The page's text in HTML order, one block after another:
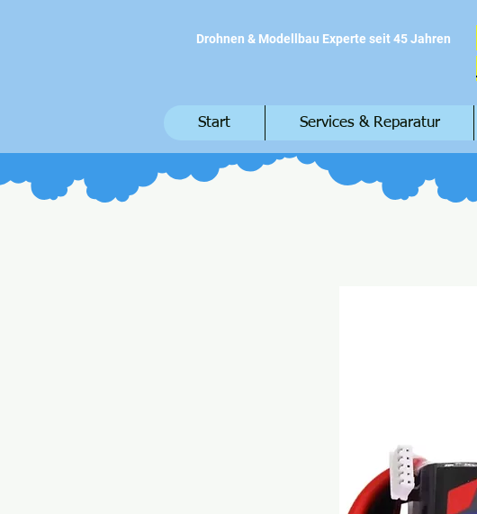
Drohnen & Modellbau Experte seit 45 Jahren
Start Services & Reparatur